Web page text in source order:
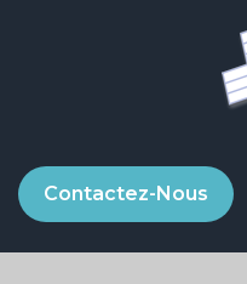
Contactez-Nous